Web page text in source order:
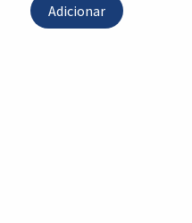
Adicionar